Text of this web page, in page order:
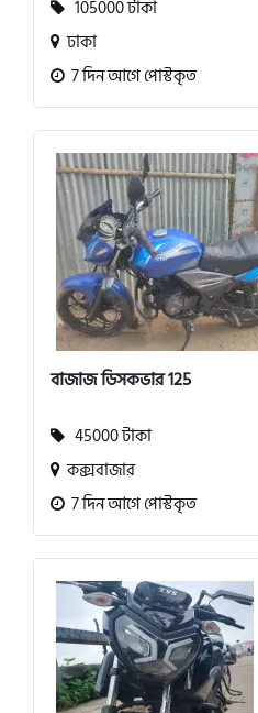
105000 টাকা
ঢাকা
7 দিন আগে পোস্টকৃত
বাজাজ ডিসকভার 125
45000 টাকা
কক্সবাজার
7 দিন আগে পোস্টকৃত